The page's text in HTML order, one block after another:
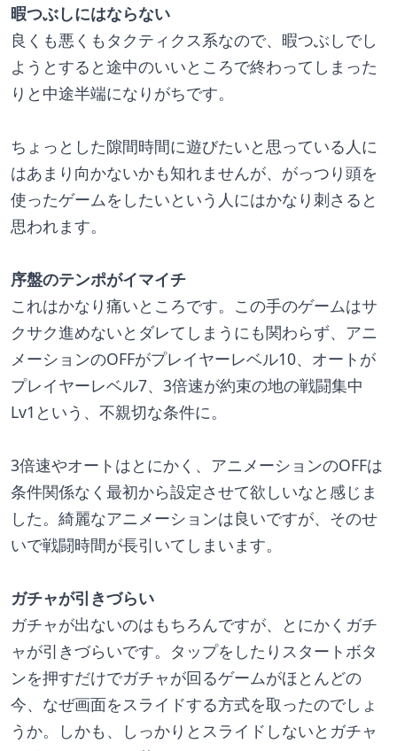
暇つぶしにはならない
良くも悪くもタクティクス系なので、暇つぶしでし
ようとすると途中のいいところで終わってしまった
りと中途半端になりがちです。
ちょっとした隙間時間に遊びたいと思っている人に
はあまり向かないかも知れませんが、がっつり頭を
使ったゲームをしたいという人にはかなり刺さると
思われます。
序盤のテンポがイマイチ
これはかなり痛いところです。この手のゲームはサ
クサク進めないとダレてしまうにも関わらず、アニ
メーションのOFFがプレイヤーレベル10、オートが
プレイヤーレベル7、3倍速が約束の地の戦闘集中
Lv1という、不親切な条件に。
3倍速やオートはとにかく、アニメーションのOFFは
条件関係なく最初から設定させて欲しいなと感じま
した。綺麗なアニメーションは良いですが、そのせ
いで戦闘時間が長引いてしまいます。
ガチャが引きづらい
ガチャが出ないのはもちろんですが、とにかくガチ
ャが引きづらいです。タップをしたりスタートボタ
ンを押すだけでガチャが回るゲームがほとんどの
今、なぜ画面をスライドする方式を取ったのでしょ
うか。しかも、しっかりとスライドしないとガチャ